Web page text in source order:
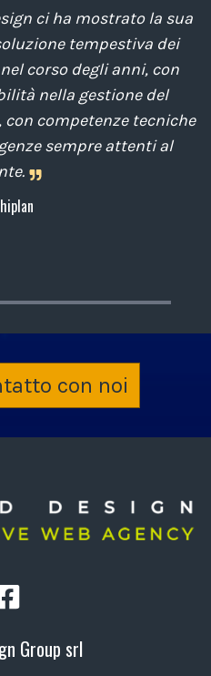
ci ha mostrato la sua
tempestiva dei
corso degli anni, con
nella gestione del
competenze tecniche
sempre attenti al
con noi
Group srl